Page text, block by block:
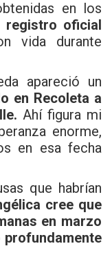
en los
registro oficial
vida durante
apareció un
en Recoleta a
Ahí figura mi
enorme,
en esa fecha
que habrían
cree que
en marzo
profundamente